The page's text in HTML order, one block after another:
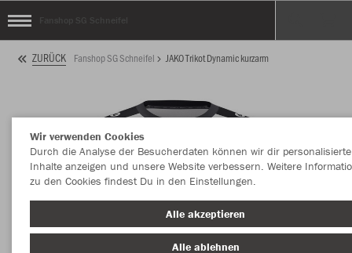
ZURÜCK Fanshop SG Schneifel JAKO Trikot Dynamic kurzarm
Wir verwenden Cookies
Durch die Analyse der Besucherdaten können wir dir personalisierte
Inhalte anzeigen und unsere Website verbessern. Weitere
zu den Cookies findest Du in den Einstellungen.
Alle akzeptieren
Alle ablehnen